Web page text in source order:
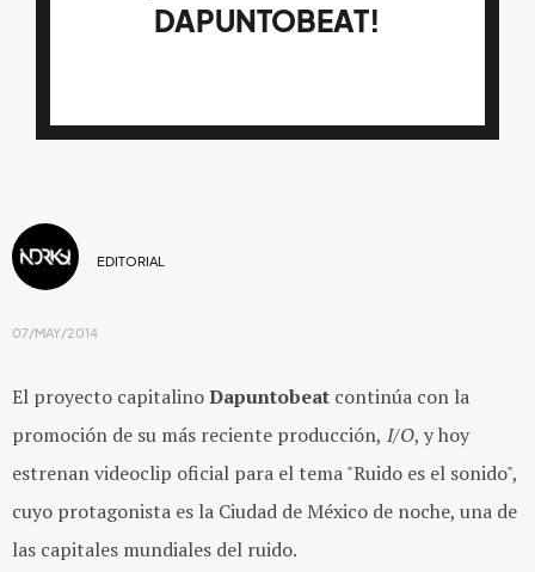
DAPUNTOBEAT!
EDITORIAL
07/MAY/2014
El proyecto capitalinoDapuntobeat continúa con la
promoción de su más reciente producción, I/O, y hoy
estrenan videoclip oficial para el tema "Ruido es el sonido",
cuyo protagonista es la Ciudad de México de noche, una de
las capitales mundiales del ruido.